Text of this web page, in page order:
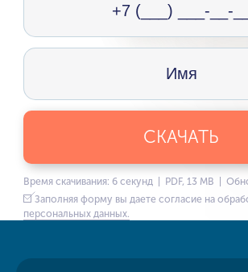
СКАЧАТЬ
Время скачивания: 6 секунд | PDF, 13 MB |
Заполняя форму вы даете согласие на
персональных данных.